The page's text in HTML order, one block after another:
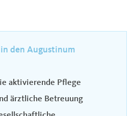
den Augustinum
aktivierende Pflege
ärztliche Betreuung